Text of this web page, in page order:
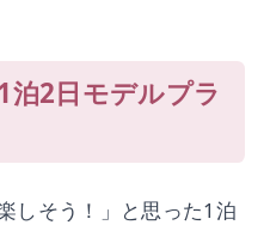
泊2日モデルプラ
しそう！」と思った1泊